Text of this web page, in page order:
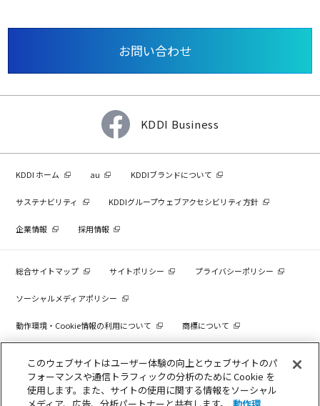
お問い合わせ
KDDI Business
KDDI ホーム au KDDIブランドについて
サステナビリティ KDDIグループウェブアクセシビリティ方針
企業情報 採用情報
総合サイトマップ サイトポリシー プライバシーポリシー
ソーシャルメディアポリシー
動作環境・Cookie情報の利用について 商標について
このウェブサイトはユーザー体験の向上とウェブサイトのパ
フォーマンスや通信トラフィックの分析のために Cookie を
使用します。また、サイトの使用に関する情報をソーシャル